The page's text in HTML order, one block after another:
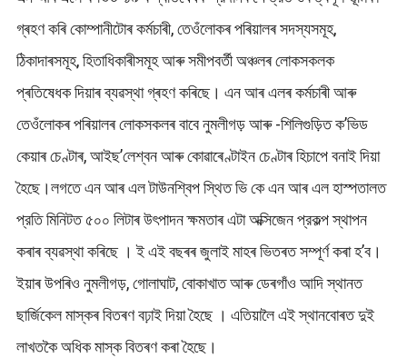
গ্ৰহণ কৰি কোম্পানীটোৰ কৰ্মচাৰী, তেওঁলোকৰ পৰিয়ালৰ সদস্যসমূহ,
ঠিকাদাৰসমূহ, হিতাধিকাৰীসমূহ আৰু সমীপবৰ্তী অঞ্চলৰ লোকসকলক
প্ৰতিষেধক দিয়াৰ ব্যৱস্থা গ্ৰহণ কৰিছে। এন আৰ এলৰ কৰ্মচাৰী আৰু
তেওঁলোকৰ পৰিয়ালৰ লোকসকলৰ বাবে নুমলীগড় আৰু -শিলিগুড়িত ক’ভিড
কেয়াৰ চেণ্টাৰ, আইছ’লেশ্বন আৰু কোৱাৰেণ্টাইন চেণ্টাৰ হিচাপে বনাই দিয়া
হৈছে।লগতে এন আৰ এল টাউনশ্বিপ স্থিত ভি কে এন আৰ এল হাস্পতালত
প্রতি মিনিটত ৫০০ লিটাৰ উৎপাদন ক্ষমতাৰ এটা অক্সিজেন প্রকল্প স্থাপন
কৰাৰ ব্যৱস্থা কৰিছে । ই এই বছৰৰ জুলাই মাহৰ ভিতৰত সম্পূৰ্ণ কৰা হ’ব।
ইয়াৰ উপৰিও নুমলীগড়, গোলাঘাট, বোকাখাত আৰু ডেৰগাঁও আদি স্থানত
ছাৰ্জিকেল মাস্কৰ বিতৰণ বঢ়াই দিয়া হৈছে । এতিয়ালৈ এই স্থানবোৰত দুই
লাখতকৈ অধিক মাস্ক বিতৰণ কৰা হৈছে।